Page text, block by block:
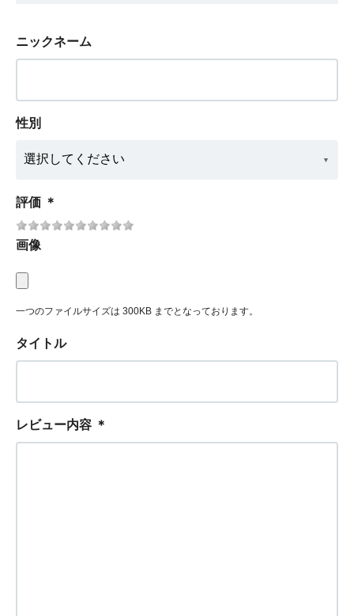
ニックネーム
性別
評価 ＊
画像
一つのファイルサイズは 300KB までとなっております。
タイトル
レビュー内容 ＊